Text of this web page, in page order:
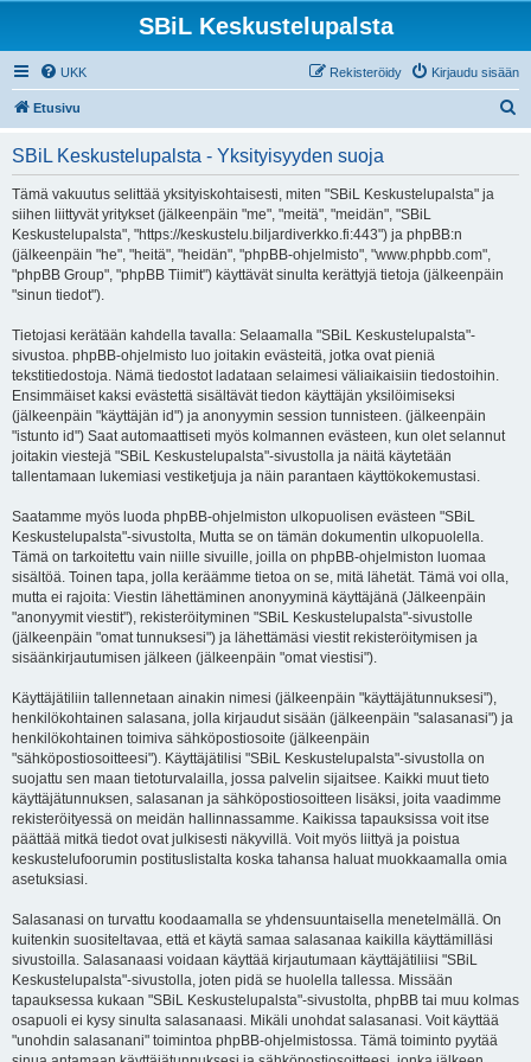
SBiL Keskustelupalsta
UKK Kirjaudu sisään
Rekisteröidy
Etusivu
SBiL Keskustelupalsta - Yksityisyyden suoja
Tämä vakuutus selittää yksityiskohtaisesti, miten "SBiL Keskustelupalsta" ja
siihen liittyvät yritykset (jälkeenpäin "me", "meitä", "meidän", "SBiL
Keskustelupalsta", "https://keskustelu.biljardiverkko.fi:443") ja phpBB:n
(jälkeenpäin "he", "heitä", "heidän", "phpBB-ohjelmisto", "www.phpbb.com",
"phpBB Group", "phpBB Tiimit") käyttävät sinulta kerättyjä tietoja (jälkeenpäin
"sinun tiedot").
Tietojasi kerätään kahdella tavalla: Selaamalla "SBiL Keskustelupalsta"-
sivustoa. phpBB-ohjelmisto luo joitakin evästeitä, jotka ovat pieniä
tekstitiedostoja. Nämä tiedostot ladataan selaimesi väliaikaisiin tiedostoihin.
Ensimmäiset kaksi evästettä sisältävät tiedon käyttäjän yksilöimiseksi
(jälkeenpäin "käyttäjän id") ja anonyymin session tunnisteen. (jälkeenpäin
"istunto id") Saat automaattiseti myös kolmannen evästeen, kun olet selannut
joitakin viestejä "SBiL Keskustelupalsta"-sivustolla ja näitä käytetään
tallentamaan lukemiasi vestiketjuja ja näin parantaen käyttökokemustasi.
Saatamme myös luoda phpBB-ohjelmiston ulkopuolisen evästeen "SBiL
Keskustelupalsta"-sivustolta, Mutta se on tämän dokumentin ulkopuolella.
Tämä on tarkoitettu vain niille sivuille, joilla on phpBB-ohjelmiston luomaa
sisältöä. Toinen tapa, jolla keräämme tietoa on se, mitä lähetät. Tämä voi olla,
mutta ei rajoita: Viestin lähettäminen anonyyminä käyttäjänä (Jälkeenpäin
"anonyymit viestit"), rekisteröityminen "SBiL Keskustelupalsta"-sivustolle
(jälkeenpäin "omat tunnuksesi") ja lähettämäsi viestit rekisteröitymisen ja
sisäänkirjautumisen jälkeen (jälkeenpäin "omat viestisi").
Käyttäjätiliin tallennetaan ainakin nimesi (jälkeenpäin "käyttäjätunnuksesi"),
henkilökohtainen salasana, jolla kirjaudut sisään (jälkeenpäin "salasanasi") ja
henkilökohtainen toimiva sähköpostiosoite (jälkeenpäin
"sähköpostiosoitteesi"). Käyttäjätilisi "SBiL Keskustelupalsta"-sivustolla on
suojattu sen maan tietoturvalailla, jossa palvelin sijaitsee. Kaikki muut tieto
käyttäjätunnuksen, salasanan ja sähköpostiosoitteen lisäksi, joita vaadimme
rekisteröityessä on meidän hallinnassamme. Kaikissa tapauksissa voit itse
päättää mitkä tiedot ovat julkisesti näkyvillä. Voit myös liittyä ja poistua
keskustelufoorumin postituslistalta koska tahansa haluat muokkaamalla omia
asetuksiasi.
Salasanasi on turvattu koodaamalla se yhdensuuntaisella menetelmällä. On
kuitenkin suositeltavaa, että et käytä samaa salasanaa kaikilla käyttämilläsi
sivustoilla. Salasanaasi voidaan käyttää kirjautumaan käyttäjätiliisi "SBiL
Keskustelupalsta"-sivustolla, joten pidä se huolella tallessa. Missään
tapauksessa kukaan "SBiL Keskustelupalsta"-sivustolta, phpBB tai muu kolmas
osapuoli ei kysy sinulta salasanaasi. Mikäli unohdat salasanasi. Voit käyttää
"unohdin salasanani" toimintoa phpBB-ohjelmistossa. Tämä toiminto pyytää